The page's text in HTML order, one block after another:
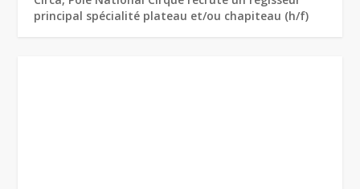
principal spécialité plateau et/ou chapiteau (h/f)